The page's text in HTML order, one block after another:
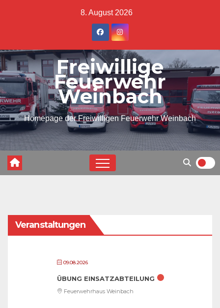
8. August 2026
Freiwillige
Feuerwehr
Weinbach
Homepage der Freiwilligen Feuerwehr Weinbach
Veranstaltungen
09.08.2026
ÜBUNG EINSATZABTEILUNG
Feuerwehrhaus Weinbach